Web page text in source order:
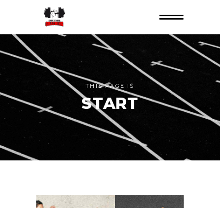
THIS PAGE IS
START